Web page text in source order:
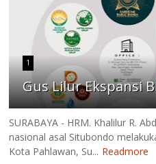
1
Gus Lilur Ekspansi
SURABAYA - HRM. Khalilur R.
nasional asal Situbondo
Kota Pahlawan, Su... Readmore